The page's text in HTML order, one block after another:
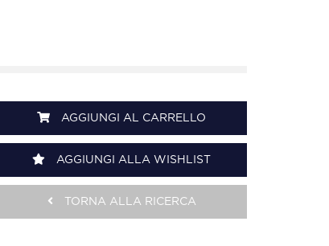
AGGIUNGI AL CARRELLO
AGGIUNGI ALLA WISHLIST
TORNA ALLA RICERCA